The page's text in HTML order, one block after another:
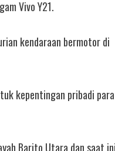
Vivo Y21.
kendaraan bermotor di
kepentingan pribadi para
Barito Utara dan saat